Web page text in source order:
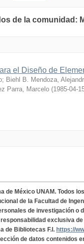
de la comunidad:
el Diseño de
; Biehl B. Mendoza,
Parra, Marcelo (1985-04-
de México UNAM. Todos
de la Facultad de
de investigación o
exclusiva
de Bibliotecas F.I. https://
de datos contenidos